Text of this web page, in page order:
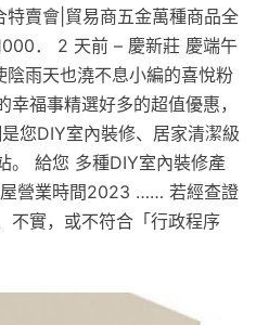
賣會|貿易商五金萬種商品全
． 2 天前 – 慶新莊 慶端午
雨天也澆不息小編的喜悅粉
福事精選好多的超值優惠，
您DIY室內裝修、居家清潔級
。 給您 多種DIY室內裝修產
營業時間2023 …… 若經查證
不實，或不符合「行政程序